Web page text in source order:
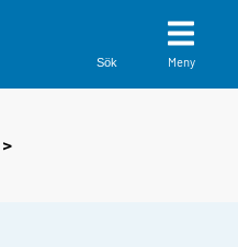
Sök Meny
>